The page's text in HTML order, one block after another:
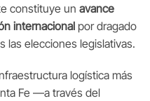
constituye un avance
internacional por dragado
las elecciones legislativas.
logística más
Fe —a través del